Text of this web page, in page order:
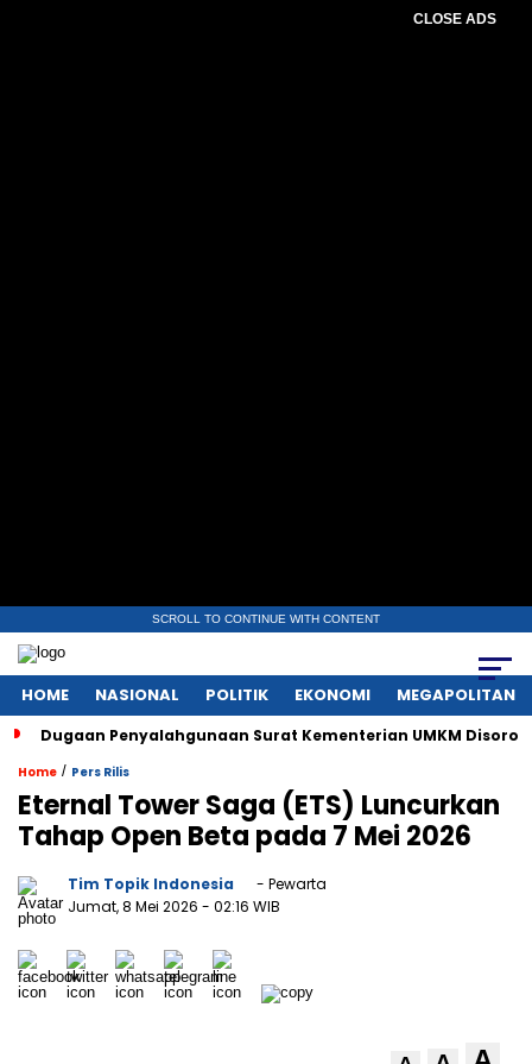
CLOSE ADS
SCROLL TO CONTINUE WITH CONTENT
HOME NASIONAL POLITIK EKONOMI MEGAPOLITAN
Dugaan Penyalahgunaan Surat Kementerian UMKM
Home / Pers Rilis
Eternal Tower Saga (ETS) Luncurkan
Tahap Open Beta pada 7 Mei 2026
Tim Topik Indonesia
- Pewarta
Jumat, 8 Mei 2026 - 02:16 WIB